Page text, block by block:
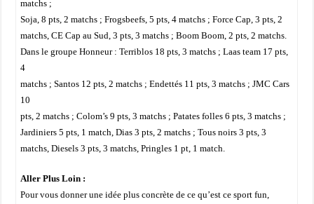
matchs ;
Soja, 8 pts, 2 matchs ; Frogsbeefs, 5 pts, 4 matchs ; Force Cap, 3 pts, 2
matchs, CE Cap au Sud, 3 pts, 3 matchs ; Boom Boom, 2 pts, 2 matchs.
Dans le groupe Honneur : Terriblos 18 pts, 3 matchs ; Laas team 17 pts,
4
matchs ; Santos 12 pts, 2 matchs ; Endettés 11 pts, 3 matchs ; JMC Cars
10
pts, 2 matchs ; Colom’s 9 pts, 3 matchs ; Patates folles 6 pts, 3 matchs ;
Jardiniers 5 pts, 1 match, Dias 3 pts, 2 matchs ; Tous noirs 3 pts, 3
matchs, Diesels 3 pts, 3 matchs, Pringles 1 pt, 1 match.
Aller Plus Loin :
Pour vous donner une idée plus concrète de ce qu’est ce sport fun,